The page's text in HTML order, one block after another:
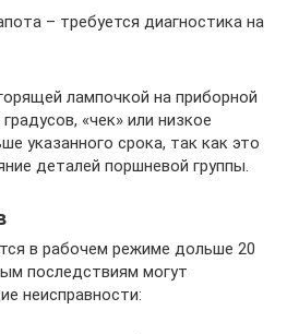
– требуется диагностика на
лампочкой на приборной
«чек» или низкое
указанного срока, так как это
деталей поршневой группы.
в рабочем режиме дольше 20
последствиям могут
неисправности: